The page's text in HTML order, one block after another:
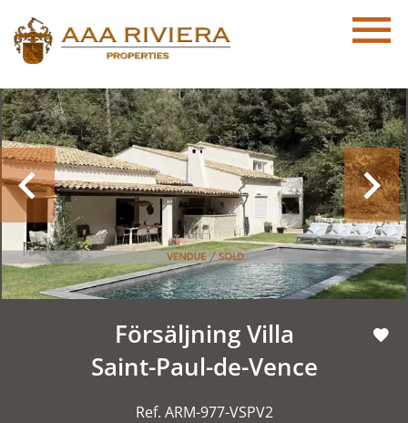
Försäljning Villa
Saint-Paul-de-Vence
Ref. ARM-977-VSPV2